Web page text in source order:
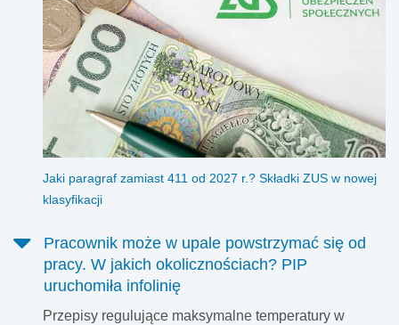
Jaki paragraf zamiast 411 od 2027 r.? Składki ZUS w nowej
klasyfikacji
Pracownik może w upale powstrzymać się od
pracy. W jakich okolicznościach? PIP
uruchomiła infolinię
Przepisy regulujące maksymalne temperatury w